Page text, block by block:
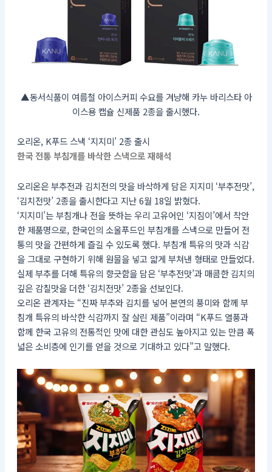
▲동서식품이 여름철 아이스커피 수요를 겨냥해 카누 바리스타 아
이스용 캡슐 신제품 2종을 출시했다.
오리온, K푸드 스낵 ‘지지미’ 2종 출시
한국 전통 부침개를 바삭한 스낵으로 재해석
오리온은 부추전과 김치전의 맛을 바삭하게 담은 지지미 ‘부추전맛’,
‘김치전맛’ 2종을 출시한다고 지난 6월 18일 밝혔다.
‘지지미’는 부침개나 전을 뜻하는 우리 고유어인 ‘지짐이’에서 착안
한 제품명으로, 한국인의 소울푸드인 부침개를 스낵으로 만들어 전
통의 맛을 간편하게 즐길 수 있도록 했다. 부침개 특유의 맛과 식감
을 그대로 구현하기 위해 원물을 넣고 얇게 부쳐낸 형태로 만들었다.
실제 부추를 더해 특유의 향긋함을 담은 ‘부추전맛’과 매콤한 김치의
깊은 감칠맛을 더한 ‘김치전맛’ 2종을 선보인다.
오리온 관계자는 “진짜 부추와 김치를 넣어 본연의 풍미와 함께 부
침개 특유의 바삭한 식감까지 잘 살린 제품”이라며 “K푸드 열풍과
함께 한국 고유의 전통적인 맛에 대한 관심도 높아지고 있는 만큼 폭
넓은 소비층에 인기를 얻을 것으로 기대하고 있다”고 말했다.